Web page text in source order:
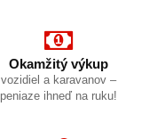
Okamžitý výkup
vozidiel a karavanov –
peniaze ihneď na ruku!